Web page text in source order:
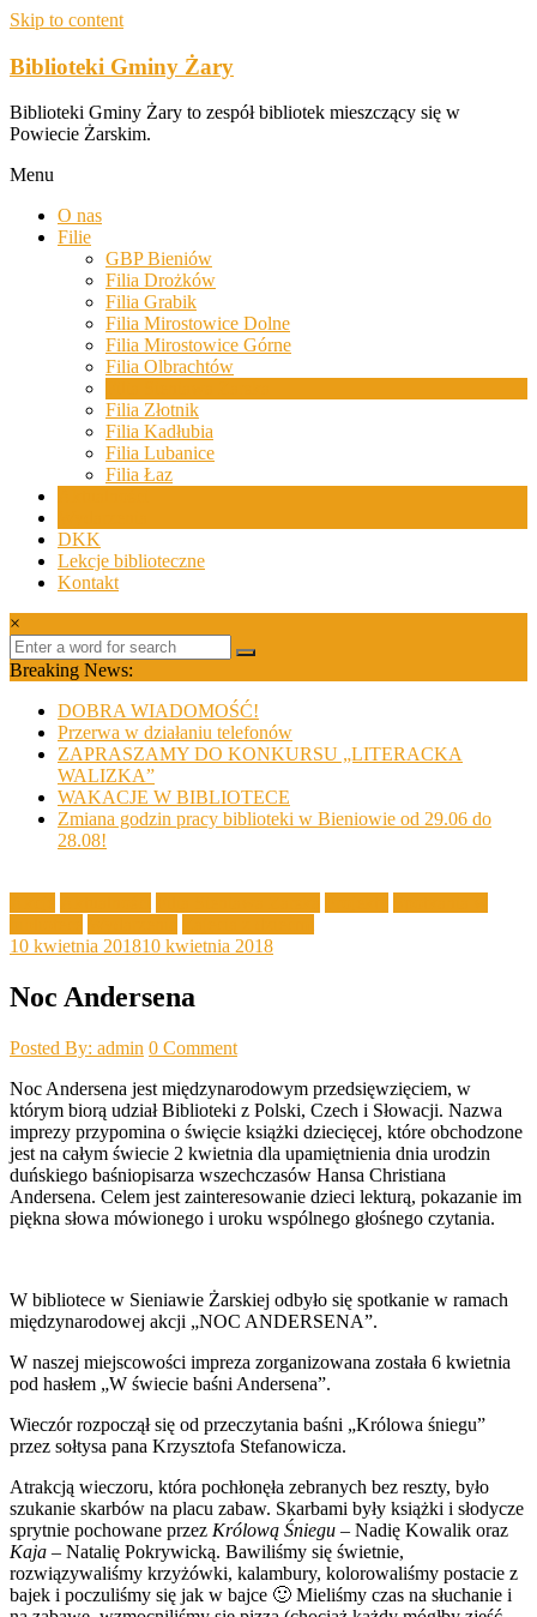
Skip to content
Biblioteki Gminy Żary
Biblioteki Gminy Żary to zespół bibliotek mieszczący się w
Powiecie Żarskim.
Menu
O nas
Filie
GBP Bieniów
Filia Drożków
Filia Grabik
Filia Mirostowice Dolne
Filia Mirostowice Górne
Filia Olbrachtów
Filia Złotnik
Filia Kadłubia
Filia Lubanice
Filia Łaz
DKK
Lekcje biblioteczne
Kontakt
×
Breaking News:
DOBRA WIADOMOŚĆ!
Przerwa w działaniu telefonów
ZAPRASZAMY DO KONKURSU „LITERACKA
WALIZKA”
WAKACJE W BIBLIOTECE
Zmiana godzin pracy biblioteki w Bieniowie od 29.06 do
28.08!
10 kwietnia 201810 kwietnia 2018
Noc Andersena
Posted By: admin 0 Comment
Noc Andersena jest międzynarodowym przedsięwzięciem, w
którym biorą udział Biblioteki z Polski, Czech i Słowacji. Nazwa
imprezy przypomina o święcie książki dziecięcej, które obchodzone
jest na całym świecie 2 kwietnia dla upamiętnienia dnia urodzin
duńskiego baśniopisarza wszechczasów Hansa Christiana
Andersena. Celem jest zainteresowanie dzieci lekturą, pokazanie im
piękna słowa mówionego i uroku wspólnego głośnego czytania.
W bibliotece w Sieniawie Żarskiej odbyło się spotkanie w ramach
międzynarodowej akcji „NOC ANDERSENA”.
W naszej miejscowości impreza zorganizowana została 6 kwietnia
pod hasłem „W świecie baśni Andersena”.
Wieczór rozpoczął się od przeczytania baśni „Królowa śniegu”
przez sołtysa pana Krzysztofa Stefanowicza.
Atrakcją wieczoru, która pochłonęła zebranych bez reszty, było
szukanie skarbów na placu zabaw. Skarbami były książki i słodycze
sprytnie pochowane przez Królową Śniegu – Nadię Kowalik oraz
Kaja – Natalię Pokrywicką. Bawiliśmy się świetnie,
rozwiązywaliśmy krzyżówki, kalambury, kolorowaliśmy postacie z
bajek i poczuliśmy się jak w bajce 🙂 Mieliśmy czas na słuchanie i